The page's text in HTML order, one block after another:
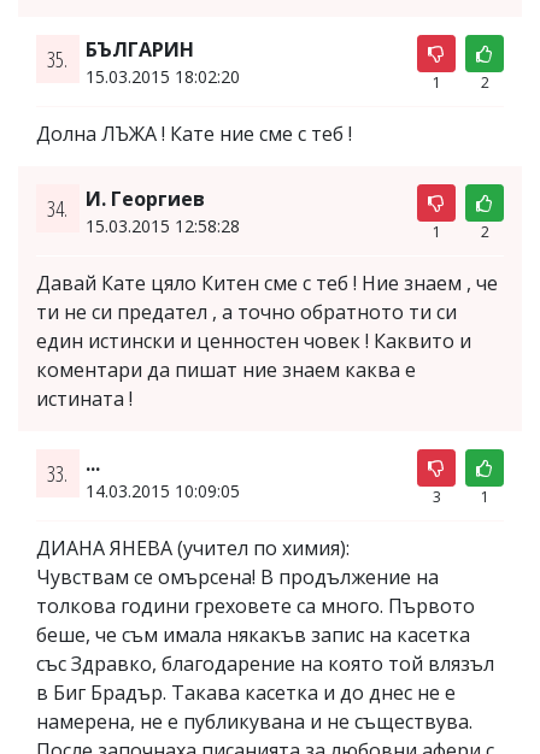
35. БЪЛГАРИН
15.03.2015 18:02:20 1 2
Долна ЛЪЖА ! Кате ние сме с теб !
34. И. Георгиев
15.03.2015 12:58:28 1 2
Давай Кате цяло Китен сме с теб ! Ние знаем , че
ти не си предател , а точно обратното ти си
един истински и ценностен човек ! Каквито и
коментари да пишат ние знаем каква е
истината !
33. ...
14.03.2015 10:09:05 3 1
ДИАНА ЯНЕВА (учител по химия):
Чувствам се омърсена! В продължение на
толкова години греховете са много. Първото
беше, че съм имала някакъв запис на касетка
със Здравко, благодарение на която той влязъл
в Биг Брадър. Такава касетка и до днес не е
намерена, не е публикувана и не съществува.